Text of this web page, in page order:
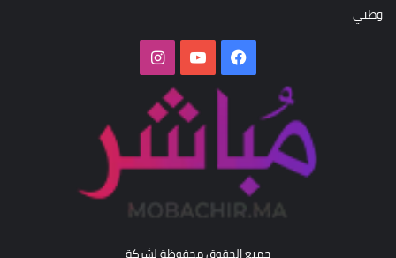
وطني
فيسبوك‫YouTubeانستقرام
جميع الحقوق محفوظة لشركة